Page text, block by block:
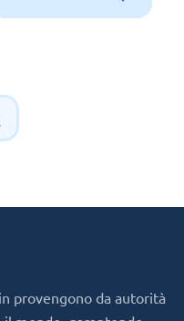
provengono da autorità